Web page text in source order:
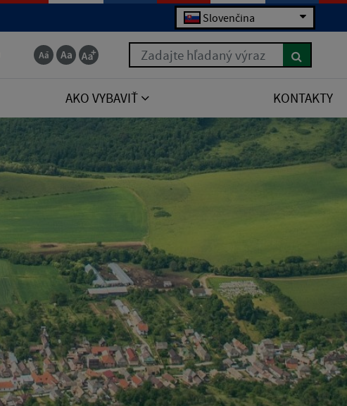
Slovenčina
Zadajte hľadaný výraz
AKO VYBAVIŤ KONTAKTY